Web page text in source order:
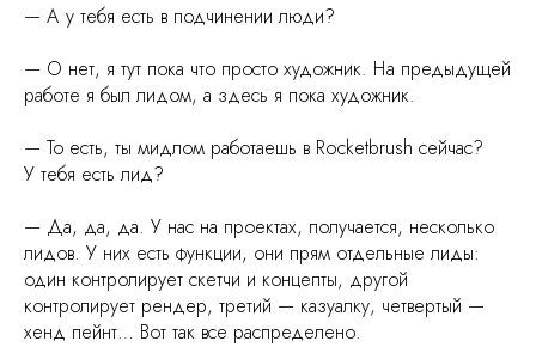
— А у тебя есть в подчинении люди?
— О нет, я тут пока что просто художник. На предыдущей
работе я был лидом, а здесь я пока художник.
— То есть, ты мидлом работаешь в Rocketbrush сейчас?
У тебя есть лид?
— Да, да, да. У нас на проектах, получается, несколько
лидов. У них есть функции, они прям отдельные лиды:
один контролирует скетчи и концепты, другой
контролирует рендер, третий — казуалку, четвертый —
хенд пейнт… Вот так все распределено.